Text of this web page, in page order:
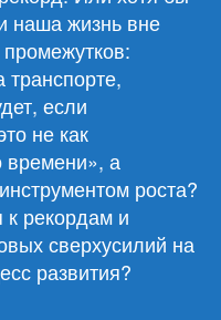
наша жизнь вне
если
не как
времени», а
роста?
к рекордам и
сверхусилий на
развития?